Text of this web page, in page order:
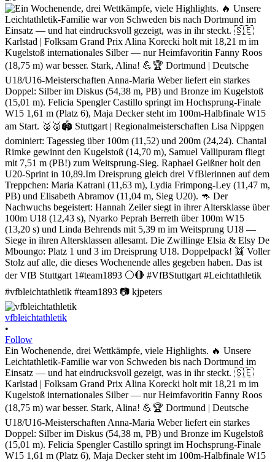
vfbleichtathletik
•
Follow
Ein Wochenende, drei Wettkämpfe, viele Highlights. 🔥 Unsere
Leichtathletik-Familie war von Schweden bis nach Dortmund im
Einsatz — und hat eindrucksvoll gezeigt, was in ihr steckt. 🇸🇪
Karlstad | Folksam Grand Prix Alina Korecki holt mit 18,21 m im
Kugelstoß internationales Silber — nur Heimfavoritin Fanny Roos
(18,75 m) war besser. Stark, Alina! 💪🏆 Dortmund | Deutsche
U18/U16-Meisterschaften Anna-Maria Weber liefert ein starkes
Doppel: Silber im Diskus (54,38 m, PB) und Bronze im Kugelstoß
(15,01 m). Felicia Spengler Castillo springt im Hochsprung-Finale
W15 1,61 m (Platz 6), Maja Decker steht im 100m-Halbfinale W15